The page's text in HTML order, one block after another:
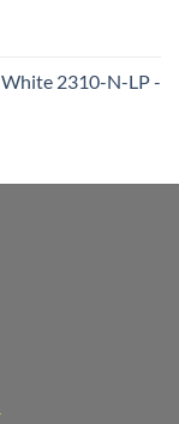
2310-N-LP -